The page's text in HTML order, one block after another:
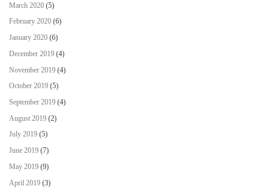
March 2020 (5)
February 2020 (6)
January 2020 (6)
December 2019 (4)
November 2019 (4)
October 2019 (5)
September 2019 (4)
August 2019 (2)
July 2019 (5)
June 2019 (7)
May 2019 (9)
April 2019 (3)